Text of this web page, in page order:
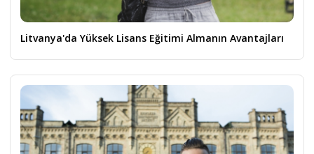
Litvanya'da Yüksek Lisans Eğitimi Almanın Avantajları